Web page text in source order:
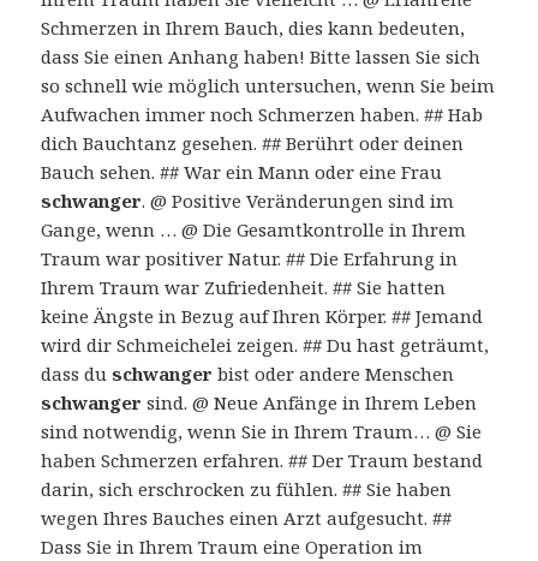
Schmerzen in Ihrem Bauch, dies kann bedeuten,
dass Sie einen Anhang haben! Bitte lassen Sie sich
so schnell wie möglich untersuchen, wenn Sie beim
Aufwachen immer noch Schmerzen haben. ## Hab
dich Bauchtanz gesehen. ## Berührt oder deinen
Bauch sehen. ## War ein Mann oder eine Frau
schwanger. @ Positive Veränderungen sind im
Gange, wenn … @ Die Gesamtkontrolle in Ihrem
Traum war positiver Natur. ## Die Erfahrung in
Ihrem Traum war Zufriedenheit. ## Sie hatten
keine Ängste in Bezug auf Ihren Körper. ## Jemand
wird dir Schmeichelei zeigen. ## Du hast geträumt,
dass duschwanger bist oder andere Menschen
schwanger sind. @ Neue Anfänge in Ihrem Leben
sind notwendig, wenn Sie in Ihrem Traum… @ Sie
haben Schmerzen erfahren. ## Der Traum bestand
darin, sich erschrocken zu fühlen. ## Sie haben
wegen Ihres Bauches einen Arzt aufgesucht. ##
Dass Sie in Ihrem Traum eine Operation im